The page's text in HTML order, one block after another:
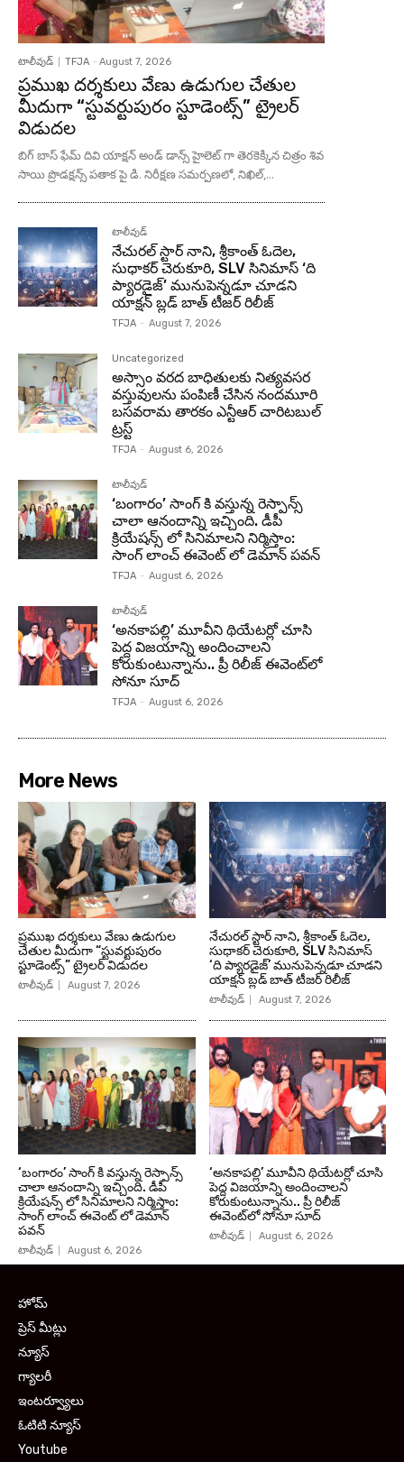
టాలీవుడ్ TFJA - August 7, 2026
ప్రముఖ దర్శకులు వేణు ఉడుగుల చేతుల
మీదుగా “స్టువర్టుపురం స్టూడెంట్స్” ట్రైలర్
విడుదల
బిగ్ బాస్ ఫేమ్ దివి యాక్షన్ అండ్ డాన్స్ హైలెట్ గా తెరకెక్కిన చిత్రం శివ
సాయి ప్రొడక్షన్స్ పతాక పై డి. నిరీక్షణ సమర్పణలో, నిఖిల్,...
టాలీవుడ్
నేచురల్ స్టార్ నాని, శ్రీకాంత్ ఓదెల,
సుధాకర్ చెరుకూరి, SLV సినిమాస్ ‘ది
ప్యారడైజ్’ మునుపెన్నడూ చూడని
యాక్షన్ బ్లడ్ బాత్ టీజర్ రిలీజ్
TFJA - August 7, 2026
Uncategorized
అస్సాం వరద బాధితులకు నిత్యవసర
వస్తువులను పంపిణీ చేసిన నందమూరి
బసవరామ తారకం ఎన్టీఆర్ చారిటబుల్
ట్రస్ట్
TFJA - August 6, 2026
టాలీవుడ్
‘బంగారం’ సాంగ్ కి వస్తున్న రెస్పాన్స్
చాలా ఆనందాన్ని ఇచ్చింది. డీపీ
క్రియేషన్స్ లో సినిమాలని నిర్మిస్తాం:
సాంగ్ లాంచ్ ఈవెంట్ లో డెమాన్ పవన్
TFJA - August 6, 2026
టాలీవుడ్
‘అనకాపల్లి’ మూవీని థియేటర్లో చూసి
పెద్ద విజయాన్ని అందించాలని
కోరుకుంటున్నాను.. ప్రీ రిలీజ్ ఈవెంట్‌లో
సోనూ సూద్
TFJA - August 6, 2026
More News
ప్రముఖ దర్శకులు వేణు ఉడుగుల
చేతుల మీదుగా “స్టువర్టుపురం
స్టూడెంట్స్” ట్రైలర్ విడుదల
టాలీవుడ్ August 7, 2026
నేచురల్ స్టార్ నాని, శ్రీకాంత్ ఓదెల,
సుధాకర్ చెరుకూరి, SLV సినిమాస్
‘ది ప్యారడైజ్’ మునుపెన్నడూ చూడని
యాక్షన్ బ్లడ్ బాత్ టీజర్ రిలీజ్
టాలీవుడ్ August 7, 2026
‘బంగారం’ సాంగ్ కి వస్తున్న రెస్పాన్స్
చాలా ఆనందాన్ని ఇచ్చింది. డీపీ
క్రియేషన్స్ లో సినిమాలని నిర్మిస్తాం:
సాంగ్ లాంచ్ ఈవెంట్ లో డెమాన్
పవన్
టాలీవుడ్ August 6, 2026
‘అనకాపల్లి’ మూవీని థియేటర్లో చూసి
పెద్ద విజయాన్ని అందించాలని
కోరుకుంటున్నాను.. ప్రీ రిలీజ్
ఈవెంట్‌లో సోనూ సూద్
టాలీవుడ్ August 6, 2026
హోమ్
ప్రెస్ మీట్లు
న్యూస్
గ్యాలరీ
ఇంటర్వ్యూలు
ఓటిటి న్యూస్
Youtube